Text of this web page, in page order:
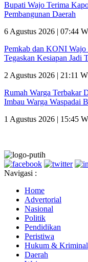
Bupati Wajo Terima
Pembangunan Daerah
6 Agustus 2026 | 07:44
Pemkab dan KONI
Tegaskan Kesiapan Jadi
2 Agustus 2026 | 21:11
Rumah Warga Terbakar
Imbau Warga Waspadai
1 Agustus 2026 | 15:45
Navigasi :
Home
Advertorial
Nasional
Politik
Pendidikan
Peristiwa
Hukum & Kriminal
Daerah